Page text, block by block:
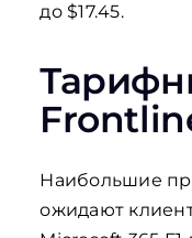
до $17.45.
Наибольшие
ожидают